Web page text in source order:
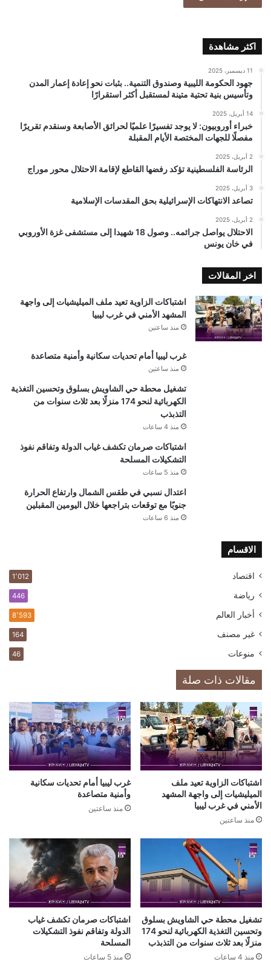
اكثر مشاهدة
11 ديسمبر، 2025
جهود الحكومة الليبية وصندوق التنمية.. بثبات نحو إعادة إعمار المدن
وتأسيس بنية تحتية متينة لمستقبل أكثر استقرارًا
14 أبريل، 2025
خبراء أوروبيون: لا يوجد تفسيرًا علميًا لحرائق الأصابعة وسنقدم تقريرًا
مفصلًا للجهات المختصة الأيام المقبلة
2 أبريل، 2025
الرئاسة الفلسطينية تؤكد رفضها القاطع لإقامة الاحتلال محور موراج
3 أبريل، 2025
تصاعد الانتهاكات الإسرائيلية بحق المقدسات الإسلامية
2 أبريل، 2025
الاحتلال يواصل جرائمه.. وصول 18 شهيدا إلى مستشفى غزة الأوروبي
في خان يونس
اخر المقالات
اشتباكات الزاوية تعيد ملف الميليشيات إلى واجهة
المشهد الأمني في غرب ليبيا
منذ ساعتين
غرب ليبيا أمام تحديات سكانية وأمنية متصاعدة
منذ ساعتين
تشغيل محطة حي الشاويش بسلوق وتحسين التغذية
الكهربائية لنحو 174 منزلًا بعد ثلاث سنوات من
التذبذب
منذ 4 ساعات
اشتباكات صرمان تكشف غياب الدولة وتفاقم نفوذ
التشكيلات المسلحة
منذ 5 ساعات
اعتدال نسبي في طقس الشمال وارتفاع الحرارة
جنوبًا مع توقعات بتراجعها خلال اليومين المقبلين
منذ 6 ساعات
الاقسام
اقتصاد 1٬012
رياضة 446
أخبار العالم 8٬593
غير مصنف 164
منوعات 46
مقالات ذات صلة
اشتباكات الزاوية تعيد ملف
الميليشيات إلى واجهة المشهد
الأمني في غرب ليبيا
منذ ساعتين
غرب ليبيا أمام تحديات سكانية
وأمنية متصاعدة
منذ ساعتين
تشغيل محطة حي الشاويش بسلوق
وتحسين التغذية الكهربائية لنحو 174
منزلًا بعد ثلاث سنوات من التذبذب
منذ 4 ساعات
اشتباكات صرمان تكشف غياب
الدولة وتفاقم نفوذ التشكيلات
المسلحة
منذ 5 ساعات